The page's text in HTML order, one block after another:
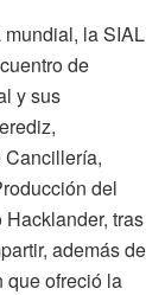
mundial, la SIAL
de
y sus
Cancillería,
del
tras
además de
que ofreció la